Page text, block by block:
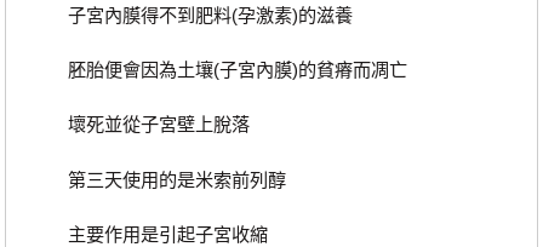
子宮內膜得不到肥料(孕激素)的滋養
胚胎便會因為土壤(子宮內膜)的貧瘠而凋亡
壞死並從子宮壁上脫落
第三天使用的是米索前列醇
主要作用是引起子宮收縮